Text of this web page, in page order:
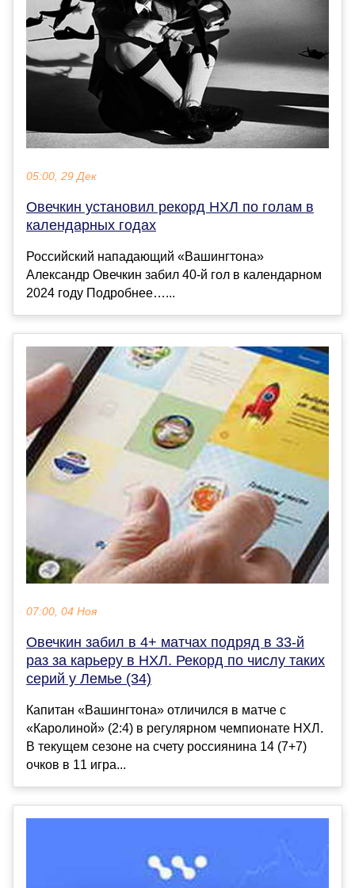
05:00, 29 Дек
Овечкин установил рекорд НХЛ по голам в
календарных годах
Российский нападающий «Вашингтона»
Александр Овечкин забил 40‑й гол в календарном
2024 году Подробнее…...
07:00, 04 Ноя
Овечкин забил в 4+ матчах подряд в 33-й
раз за карьеру в НХЛ. Рекорд по числу таких
серий у Лемье (34)
Капитан «Вашингтона» отличился в матче с
«Каролиной» (2:4) в регулярном чемпионате НХЛ.
В текущем сезоне на счету россиянина 14 (7+7)
очков в 11 игра...